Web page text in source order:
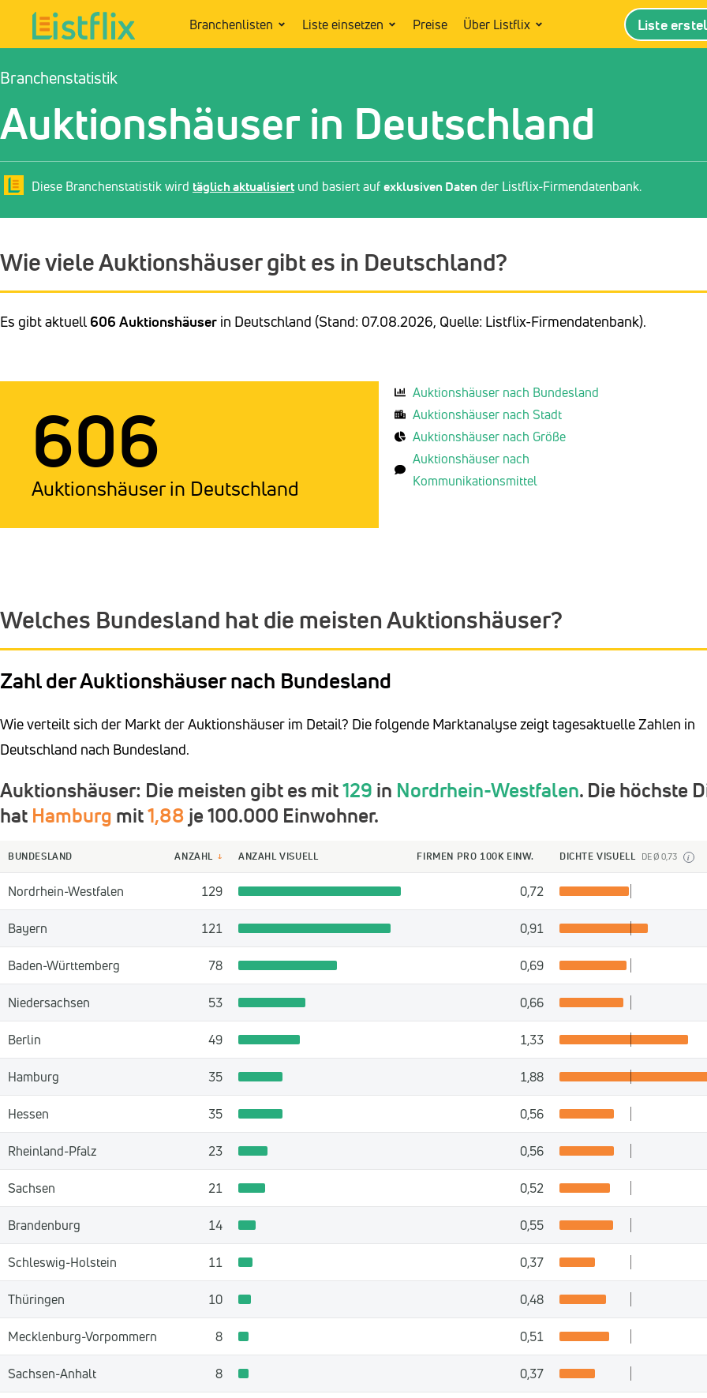
Branchenlisten Liste einsetzen Preise Über Listflix Liste
Branchenstatistik
Auktionshäuser in Deutschland
Diese Branchenstatistik wird täglich aktualisiert und basiert aufexklusiven Daten der Listflix-Firmendatenbank.
Wie viele Auktionshäuser gibt es in Deutschland?
Es gibt aktuell 606 Auktionshäuser in Deutschland (Stand: 07.08.2026, Quelle: Listflix-Firmendatenbank).
606
Auktionshäuser in Deutschland
Auktionshäuser nach Bundesland
Auktionshäuser nach Stadt
Auktionshäuser nach Größe
Auktionshäuser nach
Kommunikationsmittel
Welches Bundesland hat die meisten Auktionshäuser?
Zahl der Auktionshäuser nach Bundesland
Wie verteilt sich der Markt der Auktionshäuser im Detail? Die folgende Marktanalyse zeigt tagesaktuelle Zahlen in
Deutschland nach Bundesland.
Auktionshäuser: Die meisten gibt es mit129 in Nordrhein-Westfalen. Die höchste
hat Hamburg mit1,88 je 100.000 Einwohner.
BUNDESLAND ANZAHL ↓ ANZAHL VISUELL FIRMEN PRO 100K EINW. DICHTE VISUELL DE Ø 0,73 i
Nordrhein-Westfalen 129 0,72
Bayern 121 0,91
Baden-Württemberg 78 0,69
Niedersachsen 53 0,66
Berlin 49 1,33
Hamburg 35 1,88
Hessen 35 0,56
Rheinland-Pfalz 23 0,56
Sachsen 21 0,52
Brandenburg 14 0,55
Schleswig-Holstein 11 0,37
Thüringen 10 0,48
Mecklenburg-Vorpommern 8 0,51
Sachsen-Anhalt 8 0,37